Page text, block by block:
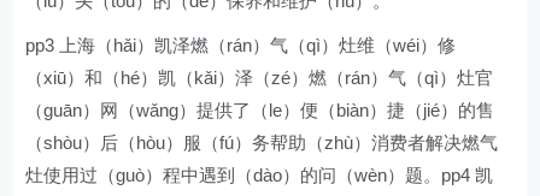
pp3 上海（hǎi）凯泽燃（rán）气（qì）灶维（wéi）修
（xiū）和（hé）凯（kǎi）泽（zé）燃（rán）气（qì）灶官
（guān）网（wǎng）提供了（le）便（biàn）捷（jié）的售
（shòu）后（hòu）服（fú）务帮助（zhù）消费者解决燃气
灶使用过（guò）程中遇到（dào）的问（wèn）题。pp4 凯